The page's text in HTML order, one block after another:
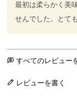
最初は柔らかく美
せんでした。とて
すべてのレビュー
レビューを書く